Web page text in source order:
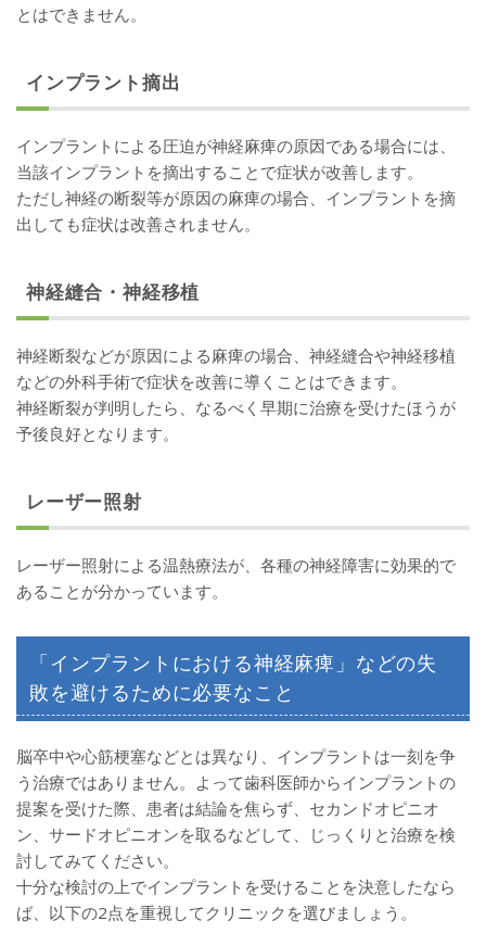
とはできません。
インプラント摘出
インプラントによる圧迫が神経麻痺の原因である場合には、
当該インプラントを摘出することで症状が改善します。
ただし神経の断裂等が原因の麻痺の場合、インプラントを摘
出しても症状は改善されません。
神経縫合・神経移植
神経断裂などが原因による麻痺の場合、神経縫合や神経移植
などの外科手術で症状を改善に導くことはできます。
神経断裂が判明したら、なるべく早期に治療を受けたほうが
予後良好となります。
レーザー照射
レーザー照射による温熱療法が、各種の神経障害に効果的で
あることが分かっています。
「インプラントにおける神経麻痺」などの失
敗を避けるために必要なこと
脳卒中や心筋梗塞などとは異なり、インプラントは一刻を争
う治療ではありません。よって歯科医師からインプラントの
提案を受けた際、患者は結論を焦らず、セカンドオピニオ
ン、サードオピニオンを取るなどして、じっくりと治療を検
討してみてください。
十分な検討の上でインプラントを受けることを決意したなら
ば、以下の2点を重視してクリニックを選びましょう。